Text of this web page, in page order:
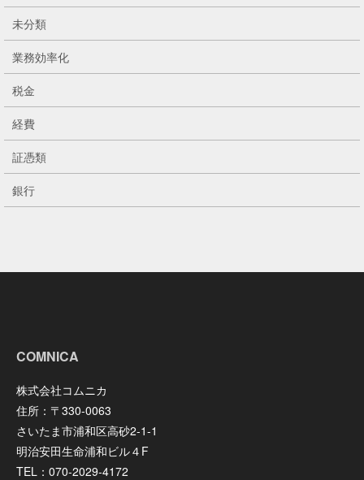
未分類
業務効率化
税金
経費
証憑類
銀行
COMNICA
株式会社コムニカ
住所：〒330-0063
さいたま市浦和区高砂2-1-1
明治安田生命浦和ビル４F
TEL：070-2029-4172